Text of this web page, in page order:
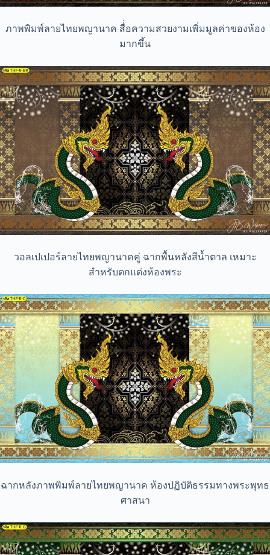
ภาพพิมพ์ลายไทยพญานาค สื่่อความสวยงามเพิ่มมูลค่าของห้อง
มากขึ้น
วอลเปเปอร์ลายไทยพญานาคคู่ ฉากพื้นหลังสีน้ำตาล เหมาะ
สำหรับตกแต่งห้องพระ
ฉากหลังภาพพิมพ์ลายไทยพญานาค ห้องปฏิบัติธรรมทางพระพุทธ
ศาสนา